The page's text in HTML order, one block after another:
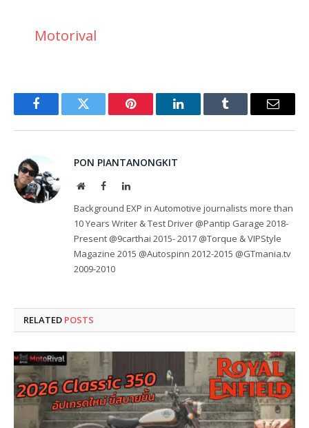
Motorival
FacebookTwitter Pinterest LinkedInTumblr Email
PON PIANTANONGKIT
WebsiteFacebookLinkedIn
Background EXP in Automotive journalists more than
10 Years Writer & Test Driver @Pantip Garage 2018-
Present @9carthai 2015- 2017 @Torque & VIPStyle
Magazine 2015 @Autospinn 2012-2015 @GTmania.tv
2009-2010
RELATED POSTS